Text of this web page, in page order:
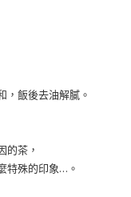
，飯後去油解膩。
的茶，
特殊的印象…。